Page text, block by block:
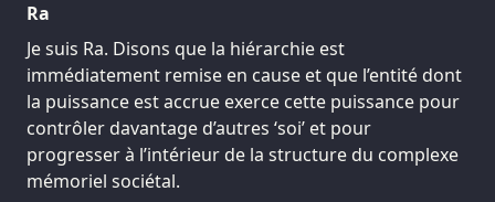
Ra
Je suis Ra. Disons que la hiérarchie est
immédiatement remise en cause et que l’entité dont
la puissance est accrue exerce cette puissance pour
contrôler davantage d’autres ‘soi’ et pour
progresser à l’intérieur de la structure du complexe
mémoriel sociétal.